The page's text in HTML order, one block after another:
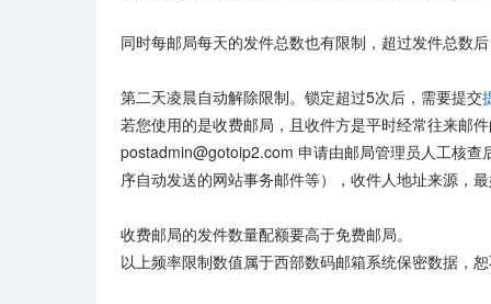
同时每邮局每天的发件总数也有限制，超过发件总数
第二天凌晨自动解除限制。锁定超过5次后，需要提交
若您使用的是收费邮局，且收件方是平时经常往来邮
postadmin@gotoip2.com 申请由邮局管理员人工核
序自动发送的网站事务邮件等），收件人地址来源，
收费邮局的发件数量配额要高于免费邮局。
以上频率限制数值属于西部数码邮箱系统保密数据，